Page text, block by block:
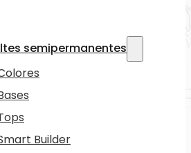
semipermanentes
Builder